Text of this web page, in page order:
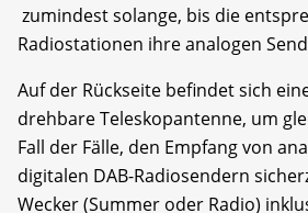
zumindest solange, bis die
Radiostationen ihre analogen
Auf der Rückseite befindet sich
drehbare Teleskopantenne, um
Fall der Fälle, den Empfang von
digitalen DAB-Radiosendern
Wecker (Summer oder Radio)